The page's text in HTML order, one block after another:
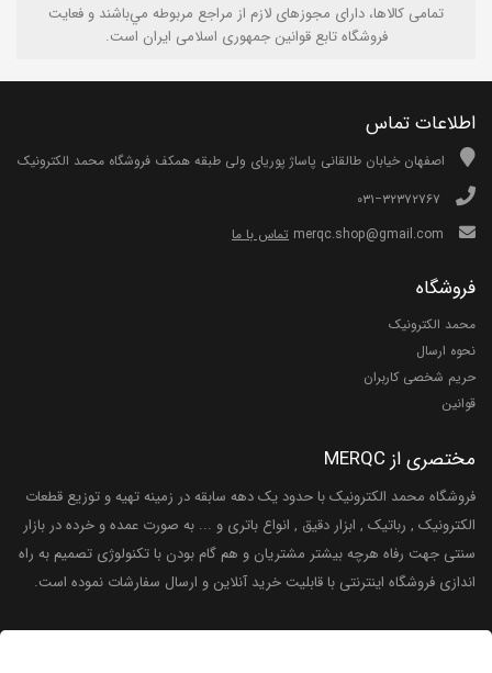
تمامی كالاها، دارای مجوزهای لازم از مراجع مربوطه مي‌باشند و فعایت
فروشگاه تابع قوانين جمهوری اسلامی ايران است.
اطلاعات تماس
اصفهان خیابان طالقانی پاساژ پوریای ولی طبقه همکف فروشگاه محمد الکترونیک
تماس با ما
فروشگاه
محمد الکترونیک
نحوه ارسال
حریم شخصی کاربران
قوانین
مختصری از MERQC
فروشگاه محمد الکترونیک با حدود یک دهه سابقه در زمینه تهیه و توزیع قطعات
الکترونیک , رباتیک , ابزار دقیق , انواع باتری و ... به صورت عمده و خرده در بازار
سنتی جهت رفاه هرچه بیشتر مشتریان و هم گام بودن با تکنولوژی تصمیم به راه
اندازی فروشگاه اینترنتی با قابلیت خرید آنلاین و ارسال سفارشات نموده است.